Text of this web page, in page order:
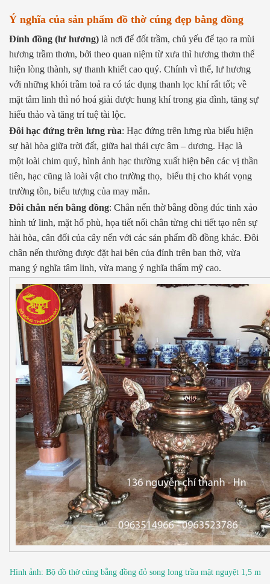
Ý nghĩa của sản phẩm đồ thờ cúng đẹp bằng đồng
Đỉnh đồng (lư hương) là nơi để đốt trầm, chủ yếu để tạo ra mùi
hương trầm thơm, bởi theo quan niệm từ xưa thì hương thơm thể
hiện lòng thành, sự thanh khiết cao quý. Chính vì thế, lư hương
với những khói trầm toả ra có tác dụng thanh lọc khí rất tốt; về
mặt tâm linh thì nó hoá giải được hung khí trong gia đình, tăng sự
hiếu thảo và tăng trí tuệ tài lộc.
Đôi hạc đứng trên lưng rùa: Hạc đứng trên lưng rùa biểu hiện
sự hài hòa giữa trời đất, giữa hai thái cực âm – dương. Hạc là
một loài chim quý, hình ảnh hạc thường xuất hiện bên các vị thần
tiên, hạc cũng là loài vật cho trường thọ, biểu thị cho khát vọng
trường tồn, biểu tượng của may mắn.
Đôi chân nến bằng đồng: Chân nến thờ bằng đồng đúc tinh xảo
hình tứ linh, mặt hổ phù, họa tiết nổi chân từng chi tiết tạo nên sự
hài hòa, cân đối của cây nến với các sản phẩm đồ đồng khác. Đôi
chân nến thường được đặt hai bên của đỉnh trên ban thờ, vừa
mang ý nghĩa tâm linh, vừa mang ý nghĩa thẩm mỹ cao.
Hình ảnh: Bộ đồ thờ cúng bằng đồng đỏ song long trầu mặt nguyệt 1,5 m